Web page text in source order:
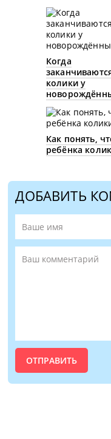
Когда
колики у
Как понять,
ребёнка
ДОБАВИТЬ